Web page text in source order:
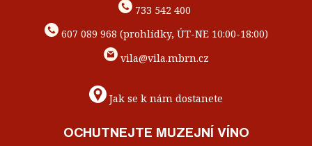
733 542 400
607 089 968 (prohlídky, ÚT-NE 10:00-18:00)
vila@vila.mbrn.cz
Jak se k nám dostanete
OCHUTNEJTE MUZEJNÍ VÍNO